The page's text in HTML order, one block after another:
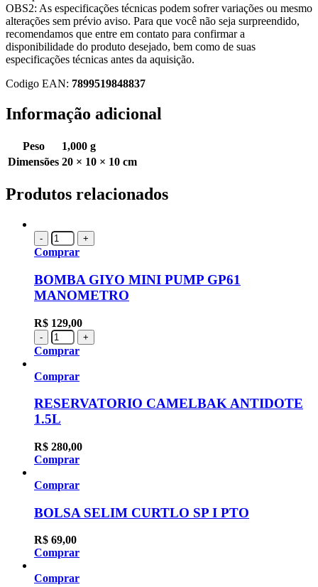
OBS2: As especificações técnicas podem sofrer variações ou mesmo
alterações sem prévio aviso. Para que você não seja surpreendido,
recomendamos que entre em contato para confirmar a
disponibilidade do produto desejado, bem como de suas
especificações técnicas antes da aquisição.
Codigo EAN: 7899519848837
Informação adicional
Peso
1,000 g
Dimensões 20 × 10 × 10 cm
Produtos relacionados
- +
Comprar
BOMBA GIYO MINI PUMP GP61
MANOMETRO
R$ 129,00
- +
Comprar
Comprar
RESERVATORIO CAMELBAK ANTIDOTE
1.5L
R$ 280,00
Comprar
Comprar
BOLSA SELIM CURTLO SP I PTO
R$ 69,00
Comprar
Comprar